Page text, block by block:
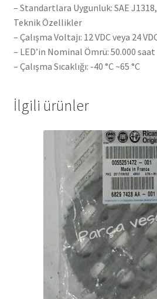
– Standartlara Uygunluk: SAE J1318,
Teknik Özellikler
– Çalışma Voltajı: 12 VDC veya 24
– LED’in Nominal Ömrü: 50.000 saat
– Çalışma Sıcaklığı: -40 °C ~65 °C
İlgili ürünler